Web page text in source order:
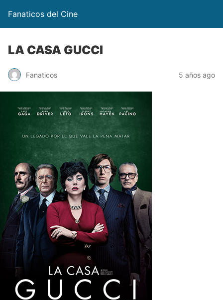
Fanaticos del Cine
LA CASA GUCCI
Fanaticos 5 años ago